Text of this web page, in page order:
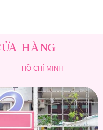
HÀNG
HỒ CHÍ MINH